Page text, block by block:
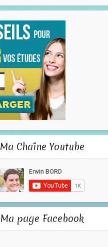
Ma Chaîne Youtube
Ma page Facebook